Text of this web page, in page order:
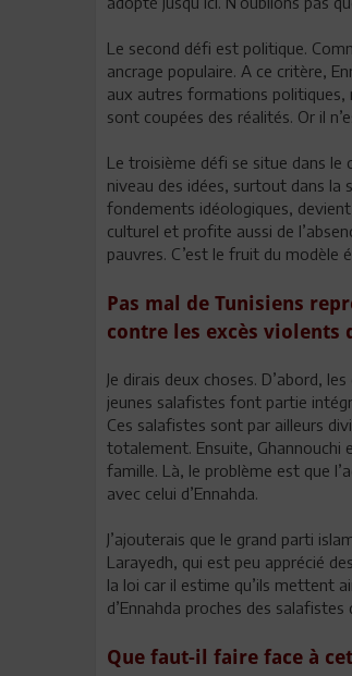
Le second défi est politique.
ancrage populaire. A ce critère,
aux autres formations politiques,
sont coupées des réalités. Or il
Le troisième défi se situe dans le
niveau des idées, surtout dans la
fondements idéologiques,
culturel et profite aussi de
pauvres. C’est le fruit du modèle
Pas mal de Tunisiens
contre les excès violents
Je dirais deux choses. D’abord,
jeunes salafistes font partie
Ces salafistes sont par ailleurs
totalement. Ensuite, Ghannouchi
famille. Là, le problème est que
avec celui d’Ennahda.
J’ajouterais que le grand parti
Larayedh, qui est peu apprécié
la loi car il estime qu’ils mettent
d’Ennahda proches des
Que faut-il faire face à